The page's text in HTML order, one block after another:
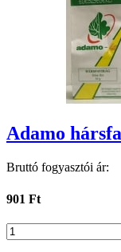
Adamo
Bruttó fogyasztói ár:
901 Ft